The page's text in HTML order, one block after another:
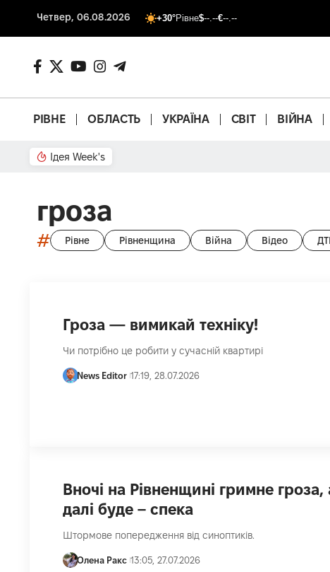
Четвер, 06.08.2026 +30°Рівне$--.--€--.--
РІВНЕ ОБЛАСТЬ УКРАЇНА СВІТ ВІЙНА
Ідея Week's
гроза
# Рівне Рівненщина Війна Відео
Гроза — вимикай техніку!
Чи потрібно це робити у сучасній квартирі
News Editor 17:19, 28.07.2026
Вночі на Рівненщині гримне гроза,
далі буде – спека
Штормове попередження від синоптиків.
Олена Ракс 13:05, 27.07.2026